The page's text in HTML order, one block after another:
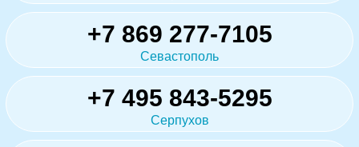
+7 869 277-7105
Севастополь
+7 495 843-5295
Серпухов